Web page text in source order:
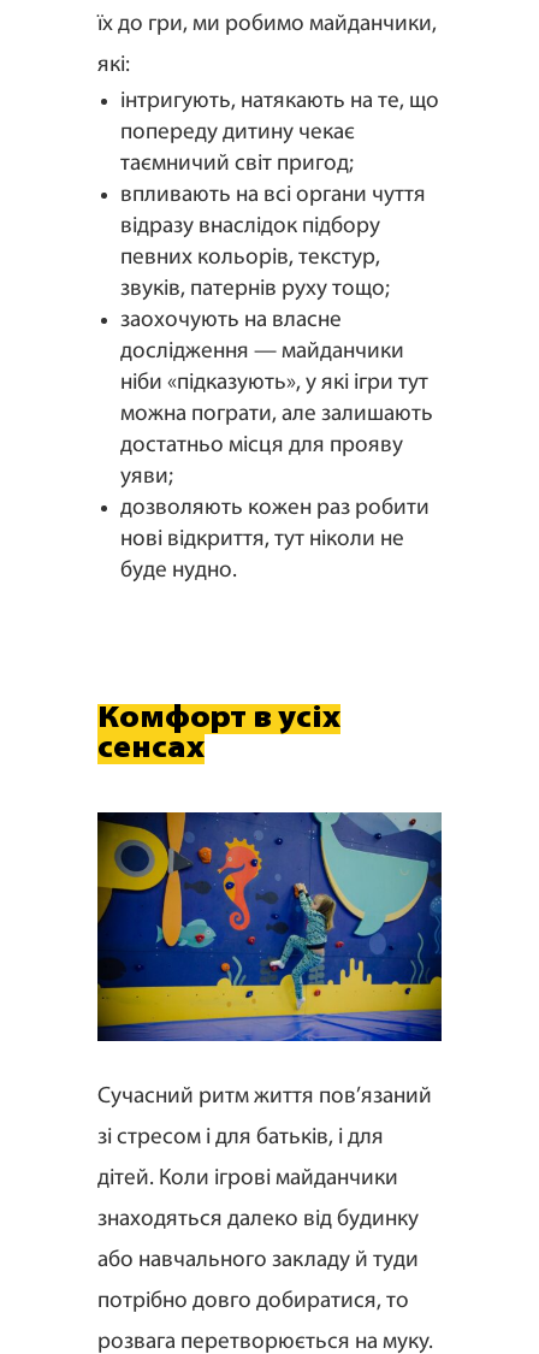
їх до гри, ми робимо майданчики,
які:
інтригують, натякають на те, що
попереду дитину чекає
таємничий світ пригод;
впливають на всі органи чуття
відразу внаслідок підбору
певних кольорів, текстур,
звуків, патернів руху тощо;
заохочують на власне
дослідження — майданчики
ніби «підказують», у які ігри тут
можна пограти, але залишають
достатньо місця для прояву
уяви;
дозволяють кожен раз робити
нові відкриття, тут ніколи не
буде нудно.
Комфорт в усіх
сенсах
Сучасний ритм життя пов’язаний
зі стресом і для батьків, і для
дітей. Коли ігрові майданчики
знаходяться далеко від будинку
або навчального закладу й туди
потрібно довго добиратися, то
розвага перетворюється на муку.